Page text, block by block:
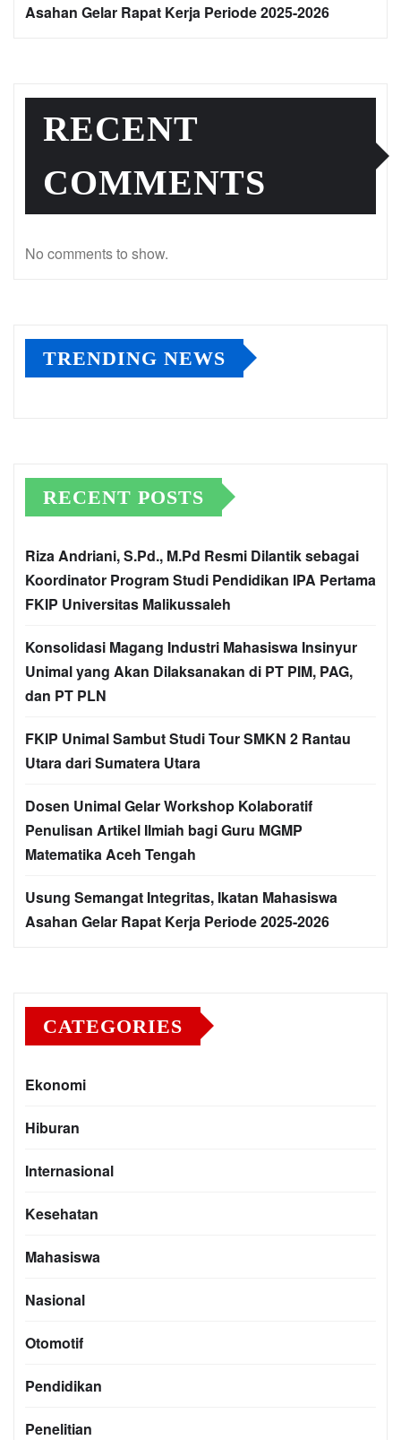
Asahan Gelar Rapat Kerja Periode 2025-2026
RECENT
COMMENTS
No comments to show.
TRENDING NEWS
RECENT POSTS
Riza Andriani, S.Pd., M.Pd Resmi Dilantik sebagai
Koordinator Program Studi Pendidikan IPA Pertama
FKIP Universitas Malikussaleh
Konsolidasi Magang Industri Mahasiswa Insinyur
Unimal yang Akan Dilaksanakan di PT PIM, PAG,
dan PT PLN
FKIP Unimal Sambut Studi Tour SMKN 2 Rantau
Utara dari Sumatera Utara
Dosen Unimal Gelar Workshop Kolaboratif
Penulisan Artikel Ilmiah bagi Guru MGMP
Matematika Aceh Tengah
Usung Semangat Integritas, Ikatan Mahasiswa
Asahan Gelar Rapat Kerja Periode 2025-2026
CATEGORIES
Ekonomi
Hiburan
Internasional
Kesehatan
Mahasiswa
Nasional
Otomotif
Pendidikan
Penelitian